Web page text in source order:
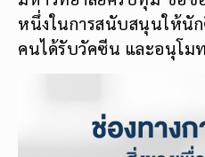
หนึ่งในการสนับสนุนให้นั
คนได้รับวัคซีน และอนุโ